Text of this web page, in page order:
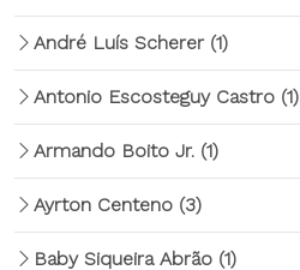
André Luís Scherer (1)
Antonio Escosteguy Castro (1)
Armando Boito Jr. (1)
Ayrton Centeno (3)
Baby Siqueira Abrão (1)